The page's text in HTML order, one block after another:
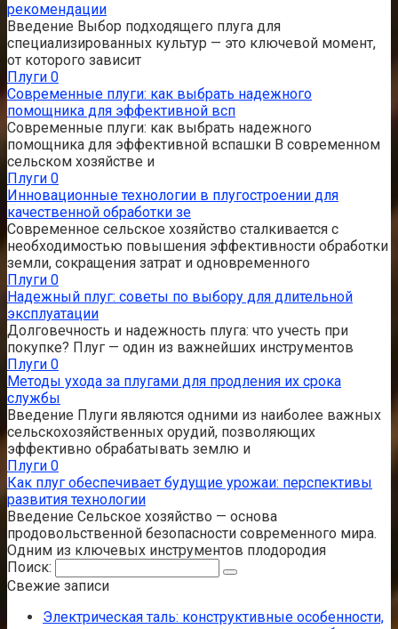
рекомендации
Введение Выбор подходящего плуга для
специализированных культур — это ключевой момент,
от которого зависит
Плуги 0
Современные плуги: как выбрать надежного
помощника для эффективной всп
Современные плуги: как выбрать надежного
помощника для эффективной вспашки В современном
сельском хозяйстве и
Плуги 0
Инновационные технологии в плугостроении для
качественной обработки зе
Современное сельское хозяйство сталкивается с
необходимостью повышения эффективности обработки
земли, сокращения затрат и одновременного
Плуги 0
Надежный плуг: советы по выбору для длительной
эксплуатации
Долговечность и надежность плуга: что учесть при
покупке? Плуг — один из важнейших инструментов
Плуги 0
Методы ухода за плугами для продления их срока
службы
Введение Плуги являются одними из наиболее важных
сельскохозяйственных орудий, позволяющих
эффективно обрабатывать землю и
Плуги 0
Как плуг обеспечивает будущие урожаи: перспективы
развития технологии
Введение Сельское хозяйство — основа
продовольственной безопасности современного мира.
Одним из ключевых инструментов плодородия
Поиск:
Свежие записи
Электрическая таль: конструктивные особенности,